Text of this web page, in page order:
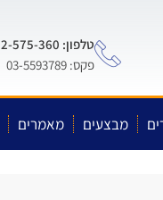
טלפון: 0722-575-360
פקס: 03-5593789
מבצעים מאמרים